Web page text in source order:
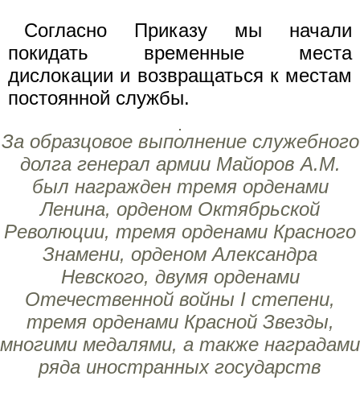
Согласно Приказу мы начали
покидать временные места
дислокации и возвращаться к местам
постоянной службы.
За образцовое выполнение служебного
долга генерал армии Майоров A.M.
был награжден тремя орденами
Ленина, орденом Октябрьской
Революции, тремя орденами Красного
Знамени, орденом Александра
Невского, двумя орденами
Отечественной войны I степени,
тремя орденами Красной Звезды,
многими медалями, а также наградами
ряда иностранных государств